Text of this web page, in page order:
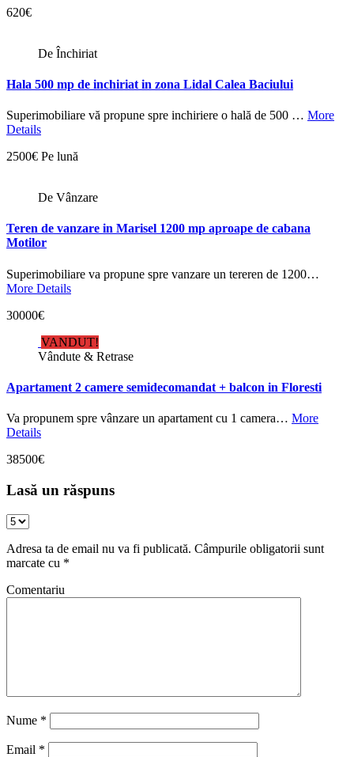
620€
De Închiriat
Hala 500 mp de inchiriat in zona Lidal Calea Baciului
Superimobiliare vă propune spre inchiriere o hală de 500 … More
Details
2500€ Pe lună
De Vânzare
Teren de vanzare in Marisel 1200 mp aproape de cabana
Motilor
Superimobiliare va propune spre vanzare un tereren de 1200…
More Details
30000€
VANDUT!
Vândute & Retrase
Apartament 2 camere semidecomandat + balcon in Floresti
Va propunem spre vânzare un apartament cu 1 camera… More
Details
38500€
Lasă un răspuns
Adresa ta de email nu va fi publicată. Câmpurile obligatorii sunt
marcate cu *
Comentariu
Nume *
Email *